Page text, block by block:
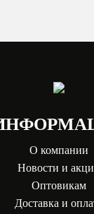
О компании
Новости и
Оптовикам
Доставка и